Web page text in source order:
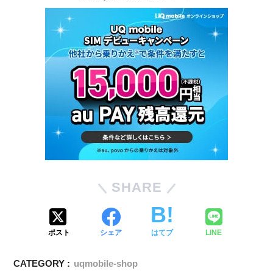
SHARE
ポスト シェア はてブ LINE
CATEGORY : uqmobile-shop